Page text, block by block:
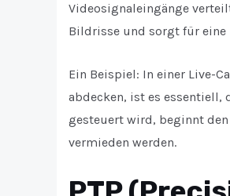
Videosignaleingänge
Bildrisse und sorgt für eine
Ein Beispiel: In einer Live-
abdecken, ist es essentiell,
gesteuert wird, beginnt
vermieden werden.